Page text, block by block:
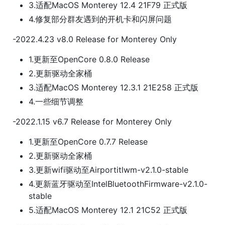
3.适配MacOS Monterey 12.4 21F79 正式版
4.修复部分群友遇到的开机卡和闪屏问题
-2022.4.23 v8.0 Release for Monterey Only
1.更新至OpenCore 0.8.0 Release
2.更新驱动全家桶
3.适配MacOS Monterey 12.3.1 21E258 正式版
4.一些细节调整
-2022.1.15 v6.7 Release for Monterey Only
1.更新至OpenCore 0.7.7 Release
2.更新驱动全家桶
3.更新wifi驱动至Airportitlwm-v2.1.0-stable
4.更新蓝牙驱动至IntelBluetoothFirmware-v2.1.0-
stable
5.适配MacOS Monterey 12.1 21C52 正式版